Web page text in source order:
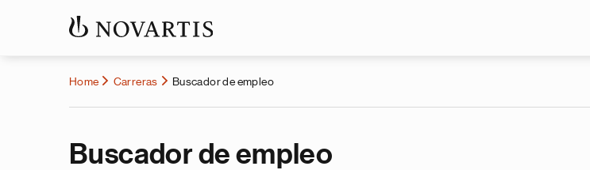
Home Carreras Buscador de empleo
Buscador de empleo